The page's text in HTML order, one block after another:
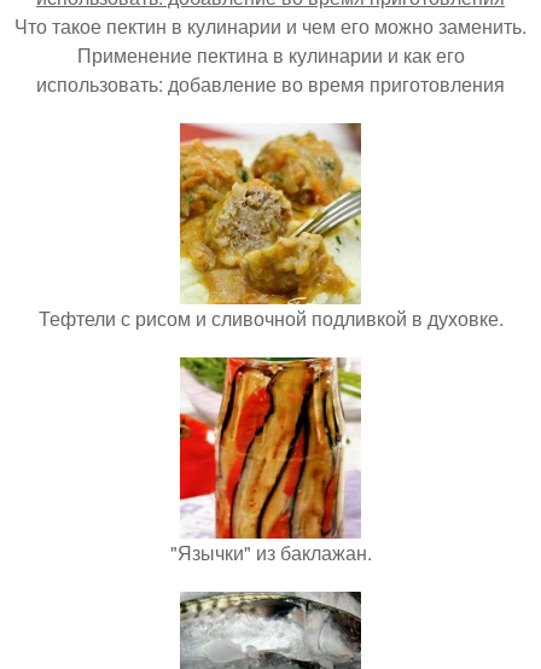
Что такое пектин в кулинарии и чем его можно заменить.
Применение пектина в кулинарии и как его
использовать: добавление во время приготовления
Тефтели с рисом и сливочной подливкой в духовке.
"Язычки" из баклажан.